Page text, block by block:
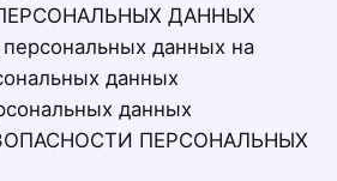
ДАННЫХ
персональных данных на
данных
данных
ПЕРСОНАЛЬНЫХ